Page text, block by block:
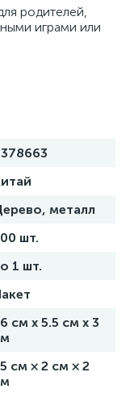
родителей,
играми или
металл
шт.
1 шт.
см х 5.5 см х 3
см × 2 см × 2